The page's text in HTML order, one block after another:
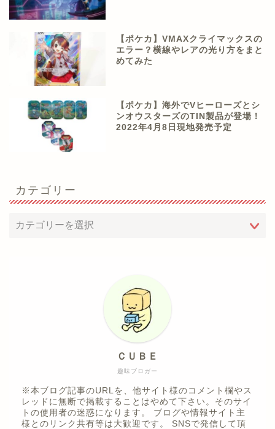
【ポケカ】VMAXクライマックスの
エラー？横線やレアの光り方をまと
めてみた
【ポケカ】海外でVヒーローズとシ
ンオウスターズのTIN製品が登場！
2022年4月8日現地発売予定
カテゴリー
趣味ブロガー
ＣＵＢＥ
※本ブログ記事のURLを、他サイト様のコメント欄やス
レッドに無断で掲載することはやめて下さい。そのサイ
トの使用者の迷惑になります。 ブログや情報サイト主
様とのリンク共有等は大歓迎です。 SNSで発信して頂